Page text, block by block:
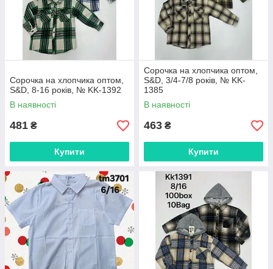
Сорочка на хлопчика оптом,
S&D, 8-16 років, № KK-1392
В наявності
481 ₴
Купити
Сорочка на хлопчика оптом,
S&D, 3/4-7/8 років, № KK-
1385
В наявності
463 ₴
Купити